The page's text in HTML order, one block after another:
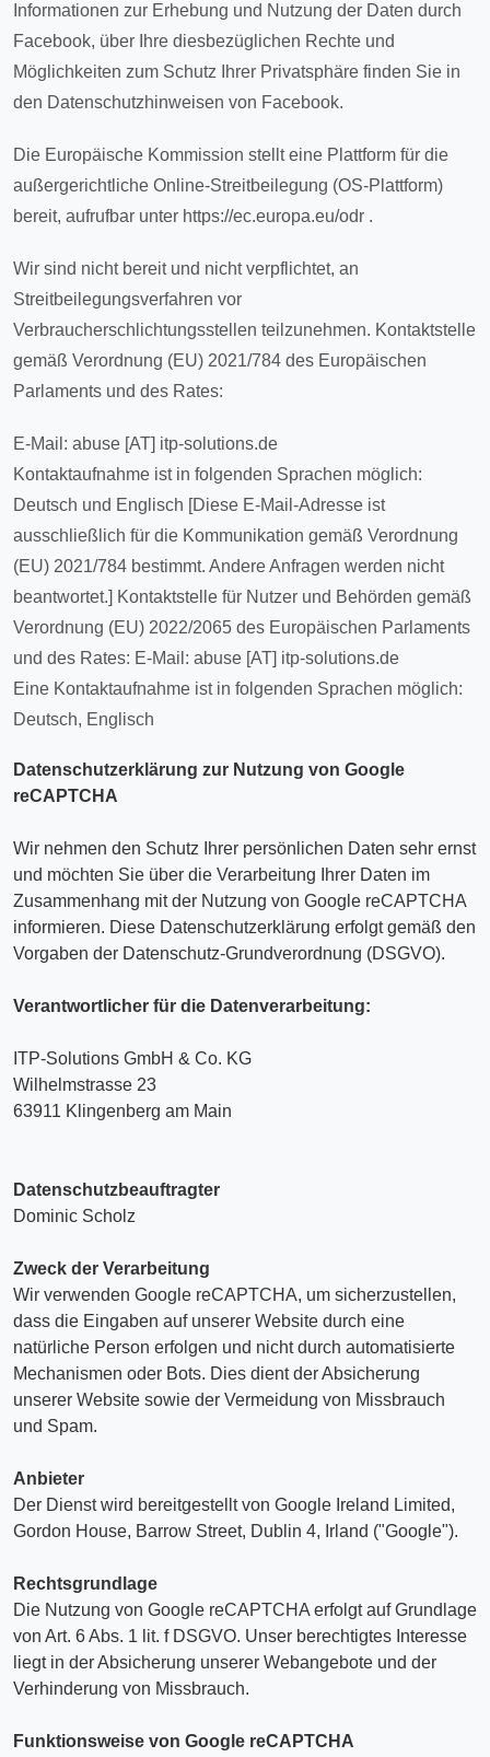
Informationen zur Erhebung und Nutzung der Daten durch
Facebook, über Ihre diesbezüglichen Rechte und
Möglichkeiten zum Schutz Ihrer Privatsphäre finden Sie in
den Datenschutzhinweisen von Facebook.
Die Europäische Kommission stellt eine Plattform für die
außergerichtliche Online-Streitbeilegung (OS-Plattform)
bereit, aufrufbar unter https://ec.europa.eu/odr .
Wir sind nicht bereit und nicht verpflichtet, an
Streitbeilegungsverfahren vor
Verbraucherschlichtungsstellen teilzunehmen. Kontaktstelle
gemäß Verordnung (EU) 2021/784 des Europäischen
Parlaments und des Rates:
E-Mail: abuse [AT] itp-solutions.de
Kontaktaufnahme ist in folgenden Sprachen möglich:
Deutsch und Englisch [Diese E-Mail-Adresse ist
ausschließlich für die Kommunikation gemäß Verordnung
(EU) 2021/784 bestimmt. Andere Anfragen werden nicht
beantwortet.] Kontaktstelle für Nutzer und Behörden gemäß
Verordnung (EU) 2022/2065 des Europäischen Parlaments
und des Rates: E-Mail: abuse [AT] itp-solutions.de
Eine Kontaktaufnahme ist in folgenden Sprachen möglich:
Deutsch, Englisch
Datenschutzerklärung zur Nutzung von Google
reCAPTCHA
Wir nehmen den Schutz Ihrer persönlichen Daten sehr ernst
und möchten Sie über die Verarbeitung Ihrer Daten im
Zusammenhang mit der Nutzung von Google reCAPTCHA
informieren. Diese Datenschutzerklärung erfolgt gemäß den
Vorgaben der Datenschutz-Grundverordnung (DSGVO).
Verantwortlicher für die Datenverarbeitung:
ITP-Solutions GmbH & Co. KG
Wilhelmstrasse 23
63911 Klingenberg am Main
Datenschutzbeauftragter
Dominic Scholz
Zweck der Verarbeitung
Wir verwenden Google reCAPTCHA, um sicherzustellen,
dass die Eingaben auf unserer Website durch eine
natürliche Person erfolgen und nicht durch automatisierte
Mechanismen oder Bots. Dies dient der Absicherung
unserer Website sowie der Vermeidung von Missbrauch
und Spam.
Anbieter
Der Dienst wird bereitgestellt von Google Ireland Limited,
Gordon House, Barrow Street, Dublin 4, Irland ("Google").
Rechtsgrundlage
Die Nutzung von Google reCAPTCHA erfolgt auf Grundlage
von Art. 6 Abs. 1 lit. f DSGVO. Unser berechtigtes Interesse
liegt in der Absicherung unserer Webangebote und der
Verhinderung von Missbrauch.
Funktionsweise von Google reCAPTCHA